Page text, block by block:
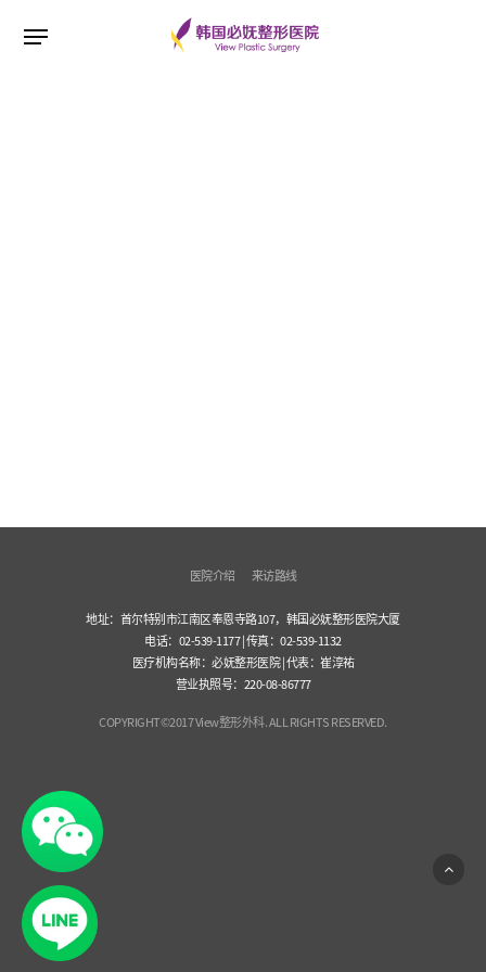
医院介绍 来访路线
地址：首尔特别市江南区奉恩寺路107，韩国必妩整形医院大厦
电话：02-539-1177 | 传真：02-539-1132
医疗机构名称：必妩整形医院 | 代表：崔淳祐
营业执照号：220-08-86777
COPYRIGHT©2017 View整形外科. ALL RIGHTS RESERVED.